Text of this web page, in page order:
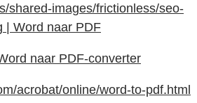
shared-images/frictionless/seo-
| Word naar PDF
naar PDF-converter
acrobat/online/word-to-pdf.html